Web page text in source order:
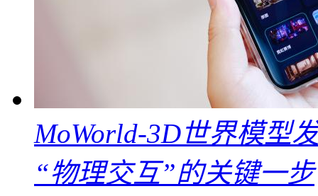
MoWorld-3D世界模型
“物理交互”的关键一步